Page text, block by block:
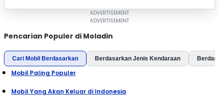
Pencarian Populer di Moladin
Cari Mobil Berdasarkan Berdasarkan Jenis Kendaraan
Mobil Paling Populer
Mobil Yang Akan Keluar di Indonesia